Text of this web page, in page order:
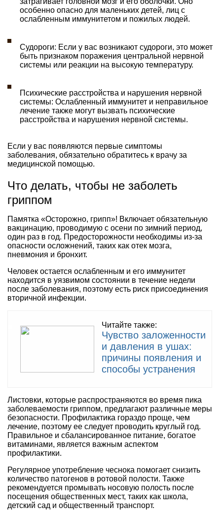
особенно опасно для маленьких детей, лиц с
ослабленным иммунитетом и пожилых людей.
Судороги: Если у вас возникают судороги, это может
быть признаком поражения центральной нервной
системы или реакции на высокую температуру.
Психические расстройства и нарушения нервной
системы: Ослабленный иммунитет и неправильное
лечение также могут вызвать психические
расстройства и нарушения нервной системы.
Если у вас появляются первые симптомы
заболевания, обязательно обратитесь к врачу за
медицинской помощью.
Что делать, чтобы не заболеть
гриппом
Памятка «Осторожно, грипп»! Включает обязательную
вакцинацию, проводимую с осени по зимний период,
один раз в год. Предосторожности необходимы из-за
опасности осложнений, таких как отек мозга,
пневмония и бронхит.
Человек остается ослабленным и его иммунитет
находится в уязвимом состоянии в течение недели
после заболевания, поэтому есть риск присоединения
вторичной инфекции.
Читайте также:
Чувство заложенности
и давления в ушах:
причины появления и
способы устранения
Листовки, которые распространяются во время пика
заболеваемости гриппом, предлагают различные меры
безопасности. Профилактика гораздо проще, чем
лечение, поэтому ее следует проводить круглый год.
Правильное и сбалансированное питание, богатое
витаминами, является важным аспектом
профилактики.
Регулярное употребление чеснока помогает снизить
количество патогенов в ротовой полости. Также
рекомендуется промывать носовую полость после
посещения общественных мест, таких как школа,
детский сад и общественный транспорт.